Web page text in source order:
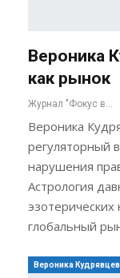
Вероника
как рынок
Вероника
регуляторный
нарушения
Астрология
глобальный
Вероника